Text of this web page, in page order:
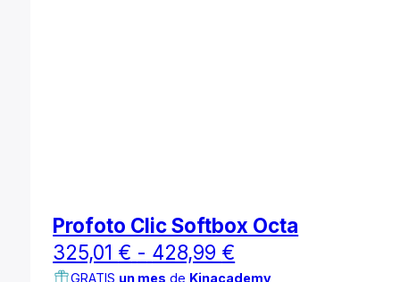
Profoto Clic Softbox Octa
325,01 € - 428,99 €
GRATIS un mes de Kinacademy